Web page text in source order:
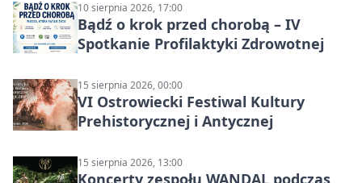
10 sierpnia 2026, 17:00
Bądź o krok przed chorobą – IV
Spotkanie Profilaktyki Zdrowotnej
15 sierpnia 2026, 00:00
VI Ostrowiecki Festiwal Kultury
Prehistorycznej i Antycznej
15 sierpnia 2026, 13:00